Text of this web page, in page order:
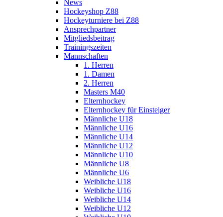
News
Hockeyshop Z88
Hockeyturniere bei Z88
Ansprechpartner
Mitgliedsbeitrag
Trainingszeiten
Mannschaften
1. Herren
1. Damen
2. Herren
Masters M40
Elternhockey
Elternhockey für Einsteiger
Männliche U18
Männliche U16
Männliche U14
Männliche U12
Männliche U10
Männliche U8
Männliche U6
Weibliche U18
Weibliche U16
Weibliche U14
Weibliche U12